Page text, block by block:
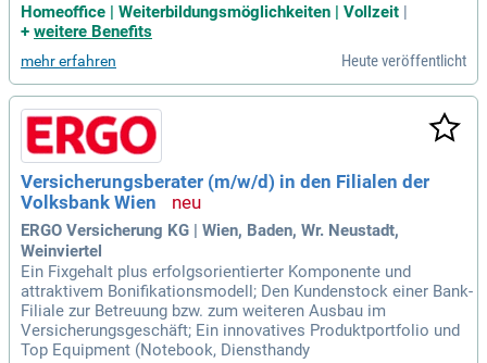
Homeoffice | Weiterbildungsmöglichkeiten | Vollzeit |
+ weitere Benefits
mehr erfahren Heute veröffentlicht
Versicherungsberater (m/w/d) in den Filialen der
Volksbank Wien
ERGO Versicherung KG | Wien, Baden, Wr. Neustadt,
Weinviertel
Ein Fixgehalt plus erfolgsorientierter Komponente und
attraktivem Bonifikationsmodell; Den Kundenstock einer Bank-
Filiale zur Betreuung bzw. zum weiteren Ausbau im
Versicherungsgeschäft; Ein innovatives Produktportfolio und
Top Equipment (Notebook, Diensthandy